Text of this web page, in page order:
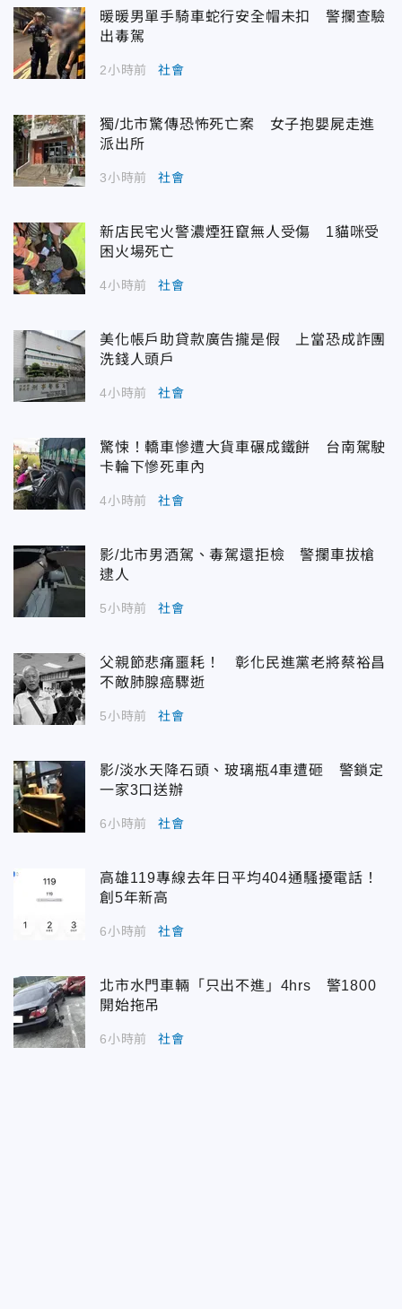
暖暖男單手騎車蛇行安全帽未扣 警攔查驗
出毒駕
2小時前 社會
獨/北市驚傳恐怖死亡案 女子抱嬰屍走進
派出所
3小時前 社會
新店民宅火警濃煙狂竄無人受傷 1貓咪受
困火場死亡
4小時前 社會
美化帳戶助貸款廣告攏是假 上當恐成詐團
洗錢人頭戶
4小時前 社會
驚悚！轎車慘遭大貨車碾成鐵餅 台南駕駛
卡輪下慘死車內
4小時前 社會
影/北市男酒駕、毒駕還拒檢 警攔車拔槍
逮人
5小時前 社會
父親節悲痛噩耗！ 彰化民進黨老將蔡裕昌
不敵肺腺癌驟逝
5小時前 社會
影/淡水天降石頭、玻璃瓶4車遭砸 警鎖定
一家3口送辦
6小時前 社會
高雄119專線去年日平均404通騷擾電話！
創5年新高
6小時前 社會
北市水門車輛「只出不進」4hrs 警1800
開始拖吊
6小時前 社會